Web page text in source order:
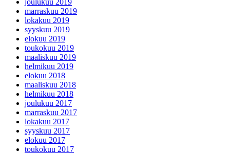
joulukuu 2019
marraskuu 2019
lokakuu 2019
syyskuu 2019
elokuu 2019
toukokuu 2019
maaliskuu 2019
helmikuu 2019
elokuu 2018
maaliskuu 2018
helmikuu 2018
joulukuu 2017
marraskuu 2017
lokakuu 2017
syyskuu 2017
elokuu 2017
toukokuu 2017